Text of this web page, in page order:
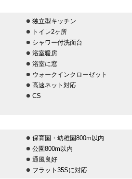
独立型キッチン
トイレ2ヶ所
シャワー付洗面台
浴室暖房
浴室に窓
ウォークインクローゼット
高速ネット対応
CS
保育園・幼稚園800m以内
公園800m以内
通風良好
フラット35Sに対応